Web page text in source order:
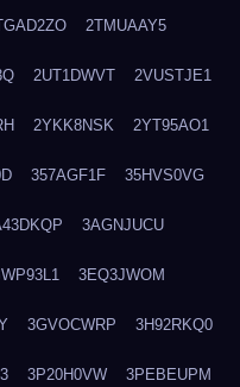
2TMUAAY5
2UT1DWVT 2VUSTJE1
2YKK8NSK 2YT95AO1
357AGF1F 35HVS0VG
3AGNJUCU
3EQ3JWOM
3GVOCWRP 3H92RKQ0
3P20H0VW 3PEBEUPM